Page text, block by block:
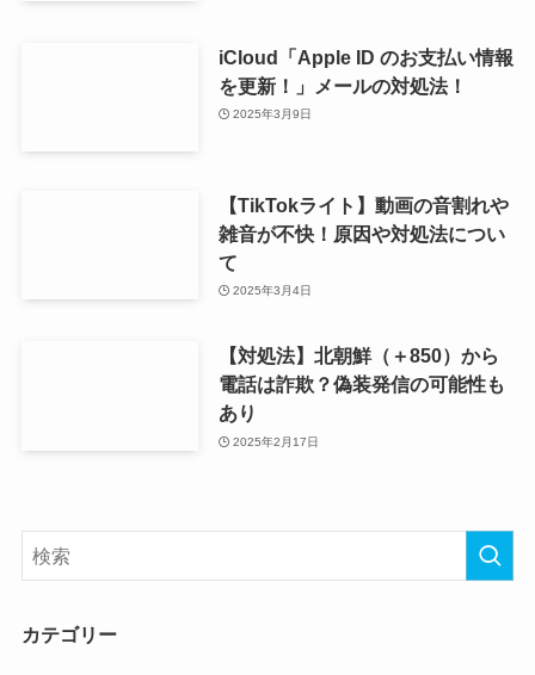
iCloud「Apple ID のお支払い情報
を更新！」メールの対処法！
2025年3月9日
【TikTokライト】動画の音割れや
雑音が不快！原因や対処法につい
て
2025年3月4日
【対処法】北朝鮮（＋850）から
電話は詐欺？偽装発信の可能性も
あり
2025年2月17日
カテゴリー